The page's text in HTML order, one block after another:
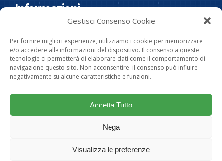
Gestisci Consenso Cookie
Per fornire migliori esperienze, utilizziamo i cookie per memorizzare
e/o accedere alle informazioni del dispositivo. Il consenso a queste
tecnologie ci permetterà di elaborare dati come il comportamento di
navigazione questo sito. Non acconsentire il consenso può influire
negativamente su alcune caratteristiche e funzioni.
Accetta Tutto
Nega
Visualizza le preferenze
Informazioni
I.R.A. Srl - Partita Iva: 00683220982-Privacy Policy
Indirizzo
Strada Statale 45 Bis, 38 - 25020 Poncarale
(Brescia) - Tel. 030.2641032
dal LUN al VEN ore 8.30/12.30 – 14.30/18.30